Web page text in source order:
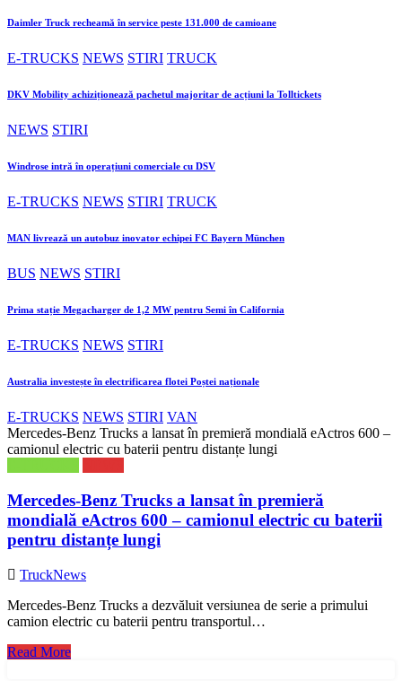
Daimler Truck recheamă în service peste 131.000 de camioane
E-TRUCKS NEWS STIRI TRUCK
DKV Mobility achiziționează pachetul majoritar de acțiuni la Tolltickets
NEWS STIRI
Windrose intră în operațiuni comerciale cu DSV
E-TRUCKS NEWS STIRI TRUCK
MAN livrează un autobuz inovator echipei FC Bayern München
BUS NEWS STIRI
Prima stație Megacharger de 1,2 MW pentru Semi în California
E-TRUCKS NEWS STIRI
Australia investește în electrificarea flotei Poștei naționale
E-TRUCKS NEWS STIRI VAN
Mercedes-Benz Trucks a lansat în premieră mondială eActros 600 –
camionul electric cu baterii pentru distanțe lungi
Mercedes-Benz Trucks a lansat în premieră
mondială eActros 600 – camionul electric cu baterii
pentru distanțe lungi
TruckNews
Mercedes-Benz Trucks a dezvăluit versiunea de serie a primului
camion electric cu baterii pentru transportul…
Read More